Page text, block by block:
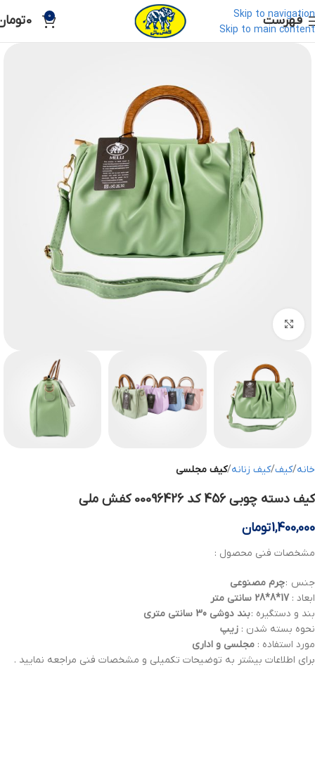
Skip to navigation
Skip to main content
فهرست 0
0
خانه کیف کیف زنانه کیف مجلسی
کیف دسته چوبی 456 کد 00096426 کفش ملی
1,400,000تومان
مشخصات فنی محصول :
جنس :چرم مصنوعی
ابعاد :17*8*28 سانتی متر
بند و دستگیره :بند دوشی 30 سانتی متری
نحوه بسته شدن : زیپ
مورد استفاده : مجلسی و اداری
برای اطلاعات بیشتر به توضیحات تکمیلی و مشخصات فنی مراجعه نمایید .